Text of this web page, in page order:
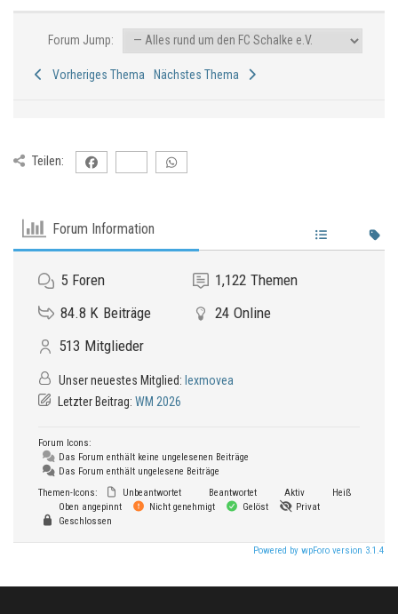
Forum Jump:
Vorheriges Thema Nächstes Thema
Teilen:
Forum Information
5 Foren 1,122 Themen
84.8 K Beiträge 24 Online
513 Mitglieder
Unser neuestes Mitglied: lexmovea
Letzter Beitrag: WM 2026
Forum Icons:
Das Forum enthält keine ungelesenen Beiträge
Das Forum enthält ungelesene Beiträge
Themen-Icons:
Unbeantwortet Beantwortet Aktiv
Heiß
Oben angepinnt
Nicht genehmigt Gelöst
Privat
Geschlossen
Powered by wpForo version 3.1.4